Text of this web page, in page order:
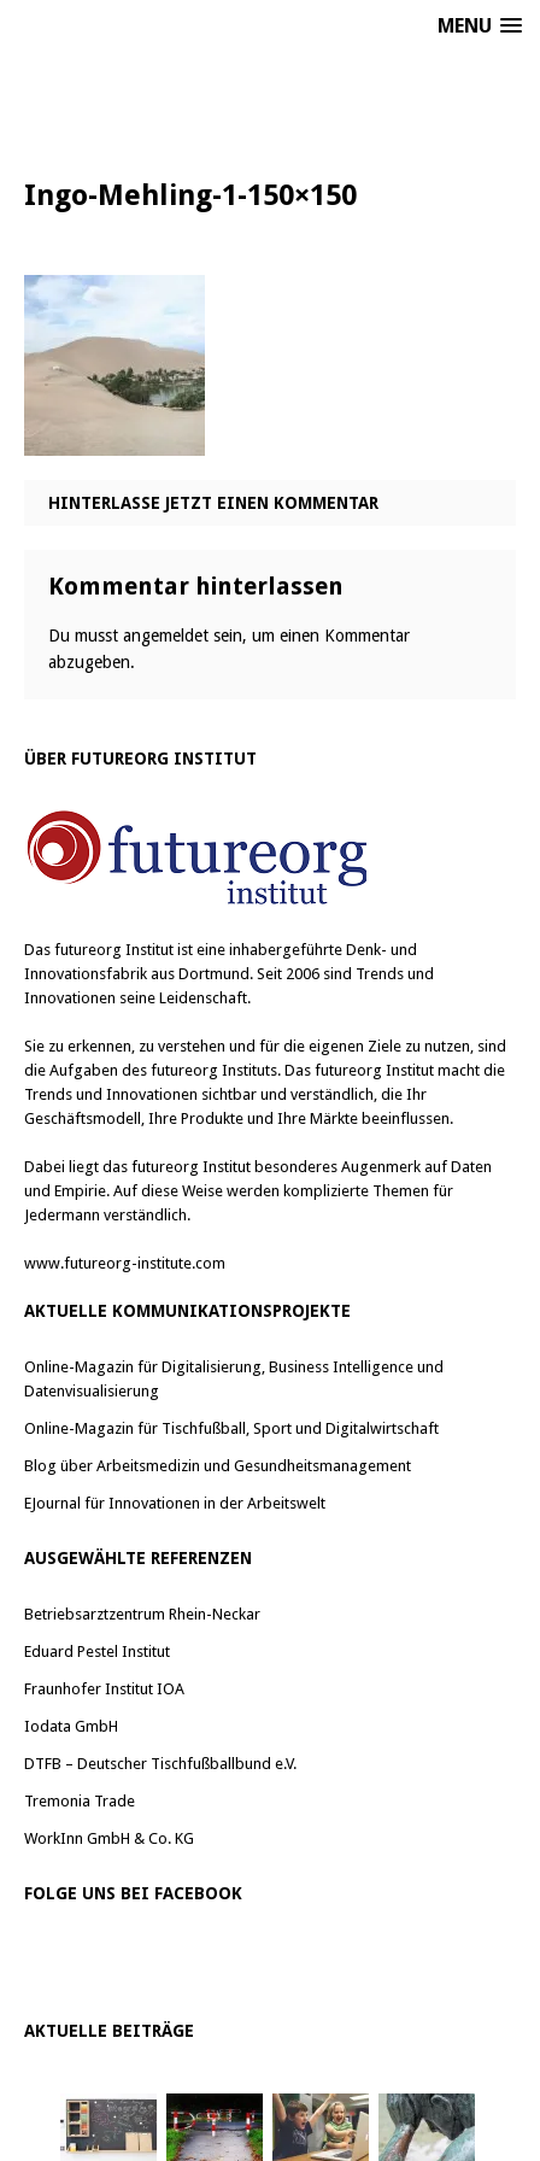
MENU
Ingo-Mehling-1-150×150
HINTERLASSE JETZT EINEN KOMMENTAR
Kommentar hinterlassen
Du musst angemeldet sein, um einen Kommentar
abzugeben.
ÜBER FUTUREORG INSTITUT
Das futureorg Institut ist eine inhabergeführte Denk- und
Innovationsfabrik aus Dortmund. Seit 2006 sind Trends und
Innovationen seine Leidenschaft.
Sie zu erkennen, zu verstehen und für die eigenen Ziele zu nutzen, sind
die Aufgaben des futureorg Instituts. Das futureorg Institut macht die
Trends und Innovationen sichtbar und verständlich, die Ihr
Geschäftsmodell, Ihre Produkte und Ihre Märkte beeinflussen.
Dabei liegt das futureorg Institut besonderes Augenmerk auf Daten
und Empirie. Auf diese Weise werden komplizierte Themen für
Jedermann verständlich.
www.futureorg-institute.com
AKTUELLE KOMMUNIKATIONSPROJEKTE
Online-Magazin für Digitalisierung, Business Intelligence und
Datenvisualisierung
Online-Magazin für Tischfußball, Sport und Digitalwirtschaft
Blog über Arbeitsmedizin und Gesundheitsmanagement
EJournal für Innovationen in der Arbeitswelt
AUSGEWÄHLTE REFERENZEN
Betriebsarztzentrum Rhein-Neckar
Eduard Pestel Institut
Fraunhofer Institut IOA
Iodata GmbH
DTFB – Deutscher Tischfußballbund e.V.
Tremonia Trade
WorkInn GmbH & Co. KG
FOLGE UNS BEI FACEBOOK
AKTUELLE BEITRÄGE